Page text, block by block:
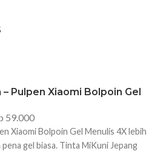
Pulpen Xiaomi Bolpoin Gel
59.000
Xiaomi Bolpoin Gel Menulis 4X lebih
gel biasa. Tinta MiKuni Jepang